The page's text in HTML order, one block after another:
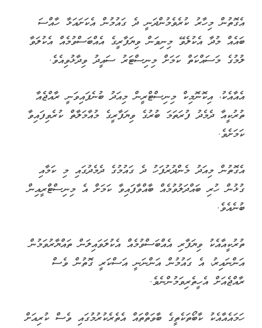
އެގޮތުން މިހާރު ކުރެވެމުންދަނީ ދެ ގައުމުން އެކަށައަޅާ ހާއްސަ
ބައެއް މުދާ އެކުލެވޭ މިނިވަން ވިޔަފާރީގެ އެއްބަސްވުމެއް އެކުލަވާ
ލުމުގެ މަސައްކަތް ކަމަށް މިނިސްޓަރު ސައީދު ވިދާޅުވިއެވެ.
އެއާއެކު، އިކޮނޮމިކް މިނިސްޓްރީން މިއަދު ބުނެފައިވަނީ ރާއްޖެއާ
ތުރުކީއާ ދެމެދު ފުރަތަމަ ބުރުގެ ވިޔަފާރީގެ މުއާމަލާތް ކުރެވިފައިވާ
ކަމަށެވެ.
އެގޮތުން މިއަދު މެންދުރުފަހު ދެ ގައުމުގެ ދެމެދުގައި މި ކަމާއި
ގުޅުން ހުރި ބައްދަލުވުމެއް ބާއްވާފައިވާ ކަމަށް އެ މިނިސްޓްރީއިން
ބުނެއެވެ.
ތުރުކީއާއެކު ވިޔަފާރި އެއްބަސްވުމެއް އެކުލަވައިލަން ތައްޔާރުވަމުން
އަންނައިރު، އެ ގައުމުން އަންނަނީ އަސްކަރީ ގޮތުން ވެސް
ރާއްޖެއަށް އެހީތެރިވަމުންނެވެ.
ހަމައެއާއެކު ކާބޯތަކެތީގެ ބާވަތްތައް އެތެރެކުރުމުގައި ވެސް ކުރިއަށް